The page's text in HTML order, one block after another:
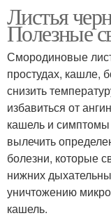
Листья
Полезные
Смородиновые
простудах, кашле,
снизить
избавиться от
кашель и
вылечить
болезни, которые
нижних
уничтожению
кашель.